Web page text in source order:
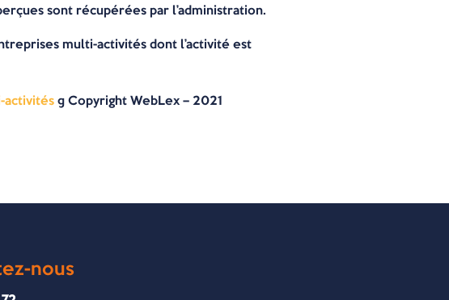
sont récupérées par l’administration.
multi-activités dont l’activité est
activités© Copyright WebLex – 2021
nous